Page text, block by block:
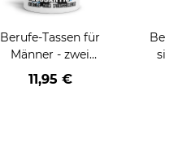
Berufe-Tassen für
Männer - zwei
Farbvarianten
11,95 €